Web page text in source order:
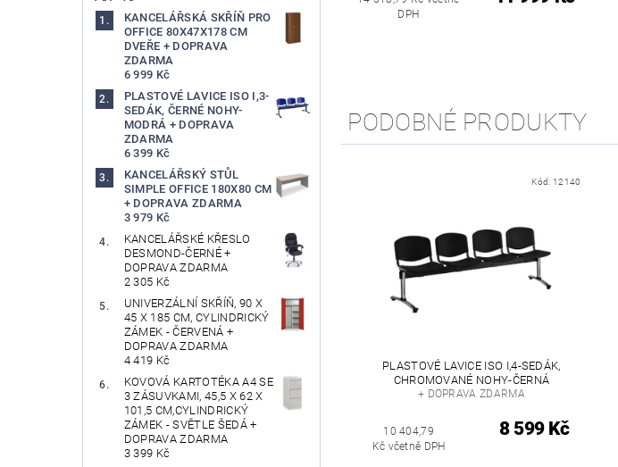
KANCELÁŘSKÁ SKŘÍŇ PRO
OFFICE 80X47X178 CM
DVEŘE + DOPRAVA
ZDARMA
6 999 Kč
PLASTOVÉ LAVICE ISO I,3-
SEDÁK, ČERNÉ NOHY-
MODRÁ + DOPRAVA
ZDARMA
6 399 Kč
KANCELÁŘSKÝ STŮL
SIMPLE OFFICE 180X80 CM
+ DOPRAVA ZDARMA
3 979 Kč
KANCELÁŘSKÉ KŘESLO
DESMOND-ČERNÉ +
DOPRAVA ZDARMA
2 305 Kč
UNIVERZÁLNÍ SKŘÍŇ, 90 X
45 X 185 CM, CYLINDRICKÝ
ZÁMEK - ČERVENÁ +
DOPRAVA ZDARMA
4 419 Kč
KOVOVÁ KARTOTÉKA A4 SE
3 ZÁSUVKAMI, 45,5 X 62 X
101,5 CM,CYLINDRICKÝ
ZÁMEK - SVĚTLE ŠEDÁ +
DOPRAVA ZDARMA
3 399 Kč
DPH
PODOBNÉ PRODUKTY
Kód: 12140
PLASTOVÉ LAVICE ISO I,4-SEDÁK,
CHROMOVANÉ NOHY-ČERNÁ
+ DOPRAVA ZDARMA
10 404,79
Kč včetně DPH
8 599 Kč